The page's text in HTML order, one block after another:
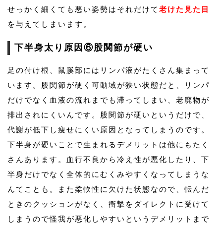
せっかく細くても悪い姿勢はそれだけて 老けた見た目
を与えてしまいます。
下半身太り原因⑥股関節が硬い
足の付け根、鼠蹊部にはリンパ液がたくさん集まって
います。股関節が硬く可動域が狭い状態だと、リンパ
だけでなく血液の流れまでも滞ってしまい、老廃物が
排出されにくいんです。股関節が硬いというだけで、
代謝が低下し痩せにくい原因となってしまうのです。
下半身が硬いことで生まれるデメリットは他にもたく
さんあります。血行不良から冷え性が悪化したり、下
半身だけでなく全体的にむくみやすくなってしまうな
んてことも。また柔軟性に欠けた状態なので、転んだ
ときのクッションがなく、衝撃をダイレクトに受けて
しまうので怪我が悪化しやすいというデメリットまで